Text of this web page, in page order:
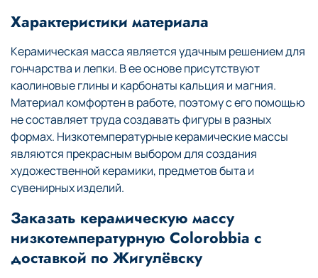
Характеристики материала
Керамическая масса является удачным решением для
гончарства и лепки. В ее основе присутствуют
каолиновые глины и карбонаты кальция и магния.
Материал комфортен в работе, поэтому с его помощью
не составляет труда создавать фигуры в разных
формах. Низкотемпературные керамические массы
являются прекрасным выбором для создания
художественной керамики, предметов быта и
сувенирных изделий.
Заказать керамическую массу
низкотемпературную Colorobbia с
доставкой по Жигулёвску